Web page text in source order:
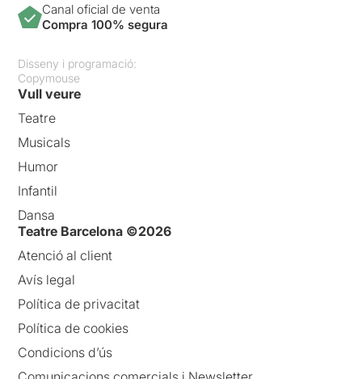
Canal oficial de venta
Compra 100% segura
Disseny i programació:
Copymouse
Vull veure
Teatre
Musicals
Humor
Infantil
Dansa
Teatre Barcelona ©2026
Atenció al client
Avís legal
Política de privacitat
Política de cookies
Condicions d’ús